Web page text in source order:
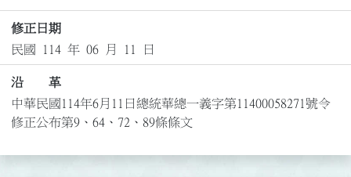
修正日期
民國 114 年 06 月 11 日
沿 革
中華民國114年6月11日總統華總一義字第11400058271號令
修正公布第9、64、72、89條條文